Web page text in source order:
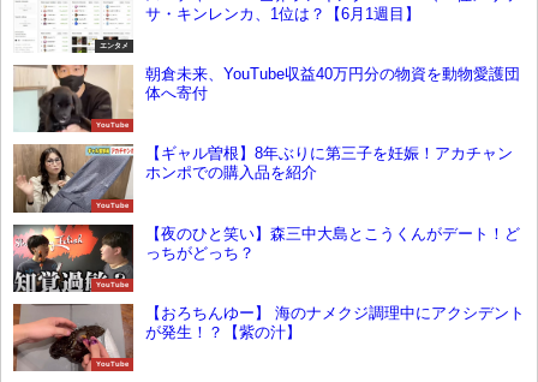
エンタメ
サ・キンレンカ、1位は？【6月1週目】
YouTube
朝倉未来、YouTube収益40万円分の物資を動物愛護団
体へ寄付
YouTube
【ギャル曽根】8年ぶりに第三子を妊娠！アカチャン
ホンポでの購入品を紹介
YouTube
【夜のひと笑い】森三中大島とこうくんがデート！ど
っちがどっち？
YouTube
【おろちんゆー】 海のナメクジ調理中にアクシデント
が発生！？【紫の汁】